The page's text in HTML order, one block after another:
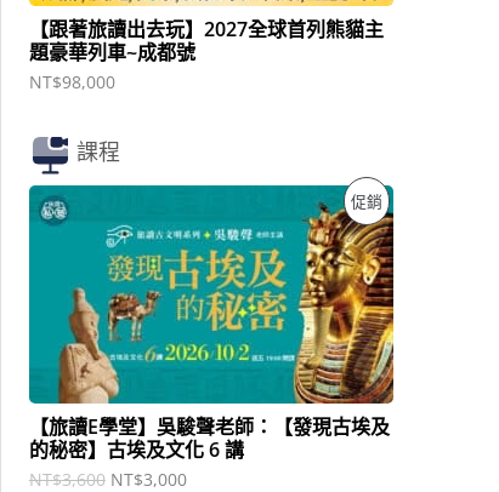
【跟著旅讀出去玩】2027全球首列熊貓主
題豪華列車~成都號
NT$98,000
課程
促銷 特
價
商
品
【旅讀E學堂】吳駿聲老師：【發現古埃及
的秘密】古埃及文化 6 講
NT$3,600
價
格
：
N
T
$
3
,
6
0
0
。
NT$3,000
價
格
：
N
T
$
3
0
0
0
。